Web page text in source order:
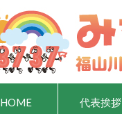
HOME 代表挨拶